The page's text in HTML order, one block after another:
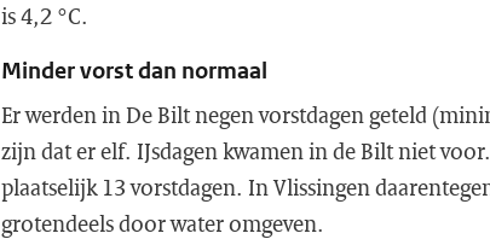
is 4,2 °C.
Minder vorst dan normaal
Er werden in De Bilt negen vorstdagen geteld
zijn dat er elf. IJsdagen kwamen in de Bilt niet
plaatselijk 13 vorstdagen. In Vlissingen
grotendeels door water omgeven.